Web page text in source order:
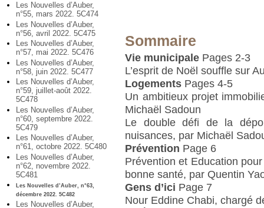
Les Nouvelles d’Auber,
n°55, mars 2022. 5C474
Les Nouvelles d’Auber,
n°56, avril 2022. 5C475
Les Nouvelles d’Auber,
n°57, mai 2022. 5C476
Les Nouvelles d’Auber,
n°58, juin 2022. 5C477
Les Nouvelles d’Auber,
n°59, juillet-août 2022.
5C478
Les Nouvelles d’Auber,
n°60, septembre 2022.
5C479
Les Nouvelles d’Auber,
n°61, octobre 2022. 5C480
Les Nouvelles d’Auber,
n°62, novembre 2022.
5C481
Les Nouvelles d’Auber, n°63,
décembre 2022. 5C482
Les Nouvelles d’Auber,
Sommaire
Vie municipale Pages 2-3
L’esprit de Noël souffle sur
Logements Pages 4-5
Un ambitieux projet
Michaël Sadoun
Le double défi de la
nuisances, par Michaël
Prévention Page 6
Prévention et Education
bonne santé, par Quentin
Gens d’ici Page 7
Nour Eddine Chabi, chargé